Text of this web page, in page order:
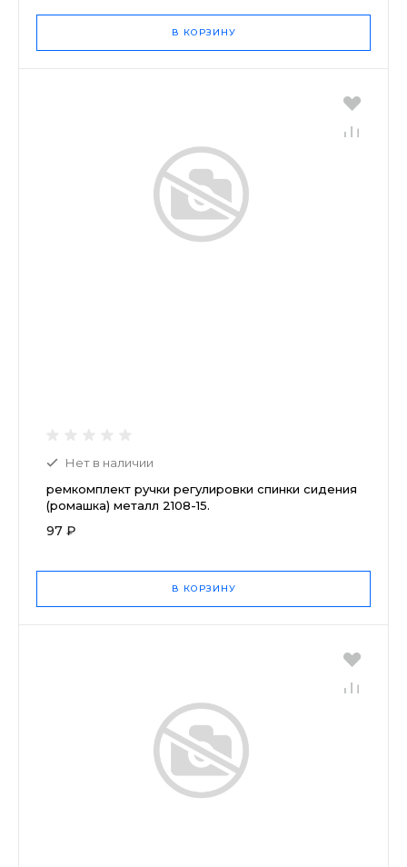
В КОРЗИНУ
Нет в наличии
ремкомплект ручки регулировки спинки сидения
(ромашка) металл 2108-15.
97 ₽
В КОРЗИНУ